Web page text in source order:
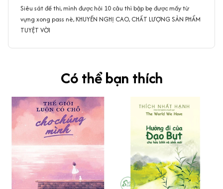
Siêu sát đề thi, mình được hỏi 10 câu thì bập bẹ được mấy từ
vựng xong pass nè, KHUYẾN NGHỊ CAO, CHẤT LƯỢNG SẢN PHẨM
TUYỆT VỜI
Có thể bạn thích